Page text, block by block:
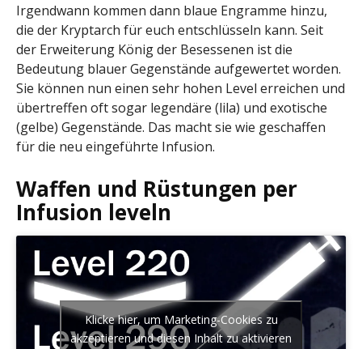
Irgendwann kommen dann blaue Engramme hinzu,
die der Kryptarch für euch entschlüsseln kann. Seit
der Erweiterung König der Besessenen ist die
Bedeutung blauer Gegenstände aufgewertet worden.
Sie können nun einen sehr hohen Level erreichen und
übertreffen oft sogar legendäre (lila) und exotische
(gelbe) Gegenstände. Das macht sie wie geschaffen
für die neu eingeführte Infusion.
Waffen und Rüstungen per
Infusion leveln
Klicke hier, um Marketing-Cookies zu
akzeptieren und diesen Inhalt zu aktivieren